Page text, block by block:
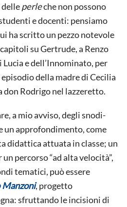
perleche non possono
e docenti: pensiamo
ha scritto un pezzo notevole
su Gertrude, a Renzo
e dell’Innominato, per
della madre di Cecilia
don Rodrigo nel lazzeretto.
a mio avviso, degli snodi-
un approfondimento, come
didattica attuata in classe; un
percorso “ad alta velocità”,
tematici, può essere
Manzoni, progetto
sfruttando le incisioni di